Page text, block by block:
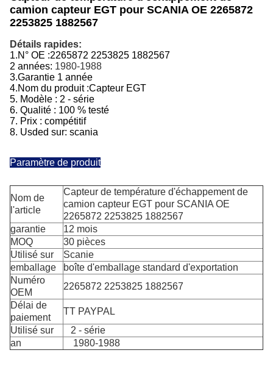
camion capteur EGT pour SCANIA OE 2265872
2253825 1882567
Détails rapides:
1.N° OE :2265872 2253825 1882567
2 années: 1980-1988
3.Garantie 1 année
4.Nom du produit :Capteur EGT
5. Modèle : 2 - série
6. Qualité : 100 % testé
7. Prix : compétitif
8. Usded sur: scania
Paramètre de produit
Nom de
l'article
Capteur de température d'échappement de
camion capteur EGT pour SCANIA OE
2265872 2253825 1882567
garantie
12 mois
MOQ
30 pièces
Utilisé sur
Scanie
emballage
boîte d'emballage standard d'exportation
Numéro
OEM
2265872 2253825 1882567
Délai de
paiement
TT PAYPAL
Utilisé sur
2 - série
an
1980-1988